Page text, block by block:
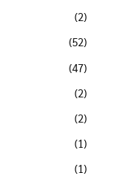
(2)
(52)
(47)
(2)
(2)
(1)
(1)